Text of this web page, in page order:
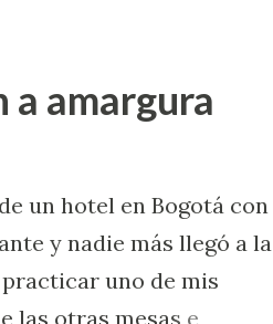
sus identidades se
el cadaver de la otra
porque se
Ahora ambas
cuando Whitney
por el nombre de
a amargura
un hotel en Bogotá con
y nadie más llegó a la
uno de mis
las otras mesas e